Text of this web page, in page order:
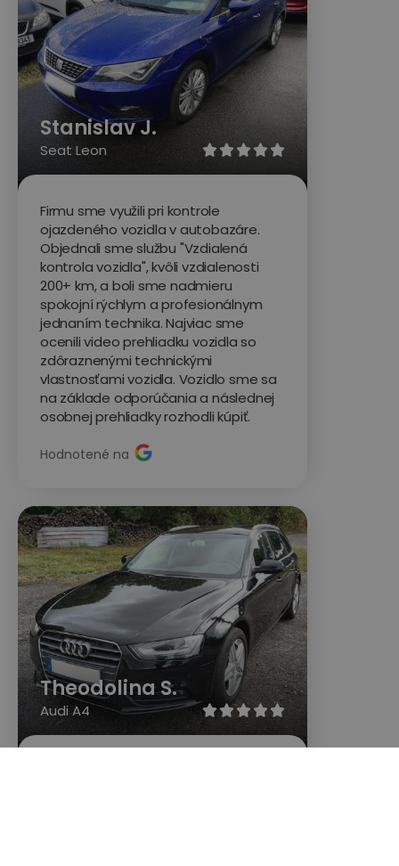

Stanislav J.
Seat Leon
Firmu sme využili pri kontrole
ojazdeného vozidla v autobazáre.
Objednali sme službu "Vzdialená
kontrola vozidla", kvôli vzdialenosti
200+ km, a boli sme nadmieru
spokojní rýchlym a profesionálnym
jednaním technika. Najviac sme
ocenili video prehliadku vozidla so
zdôraznenými technickými
vlastnosťami vozidla. Vozidlo sme sa
na základe odporúčania a následnej
osobnej prehliadky rozhodli kúpiť.
Hodnotené na
 
Theodolina S.
Audi A4